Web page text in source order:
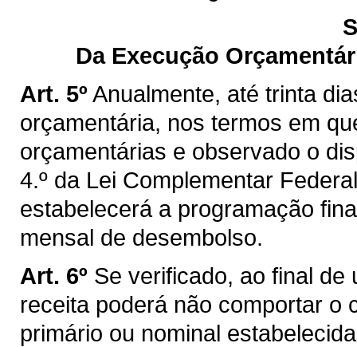
Da Execução
Art. 5º Anualmente, até trinta
orçamentária, nos termos em
orçamentárias e observado o
4.º da Lei Complementar
estabelecerá a programação
mensal de desembolso.
Art. 6º Se verificado, ao final de
receita poderá não comportar o
primário ou nominal